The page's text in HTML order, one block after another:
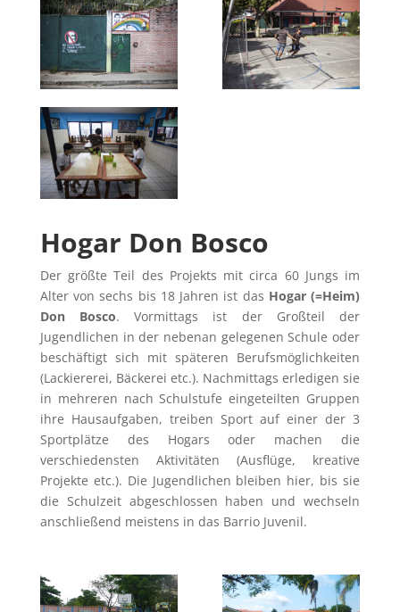
Hogar Don Bosco
Der größte Teil des Projekts mit circa 60 Jungs im
Alter von sechs bis 18 Jahren ist das Hogar (=Heim)
Don Bosco. Vormittags ist der Großteil der
Jugendlichen in der nebenan gelegenen Schule oder
beschäftigt sich mit späteren Berufsmöglichkeiten
(Lackiererei, Bäckerei etc.). Nachmittags erledigen sie
in mehreren nach Schulstufe eingeteilten Gruppen
ihre Hausaufgaben, treiben Sport auf einer der 3
Sportplätze des Hogars oder machen die
verschiedensten Aktivitäten (Ausflüge, kreative
Projekte etc.). Die Jugendlichen bleiben hier, bis sie
die Schulzeit abgeschlossen haben und wechseln
anschließend meistens in das Barrio Juvenil.